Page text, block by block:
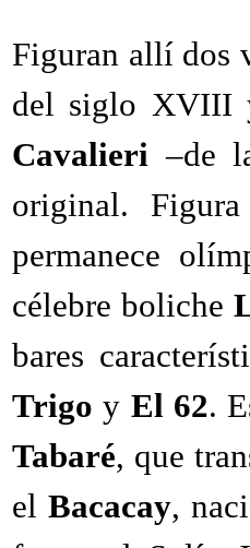
Figuran allí dos
del siglo XVIII
Cavalieri –de
original.
permanece
célebre boliche
bares
Trigo y El 62.
Tabaré, que
elBacacay,